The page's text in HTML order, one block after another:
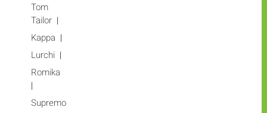
Tom
Tailor
Kappa
Lurchi
Romika
Supremo